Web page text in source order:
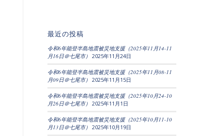
最近の投稿
令和6年能登半島地震被災地支援（2025年11月14-11
月16日＠七尾市） 2025年11月24日
令和6年能登半島地震被災地支援（2025年11月08-11
月09日＠七尾市） 2025年11月15日
令和6年能登半島地震被災地支援（2025年10月24-10
月26日＠七尾市） 2025年11月1日
令和6年能登半島地震被災地支援（2025年10月11-10
月13日＠七尾市） 2025年10月19日